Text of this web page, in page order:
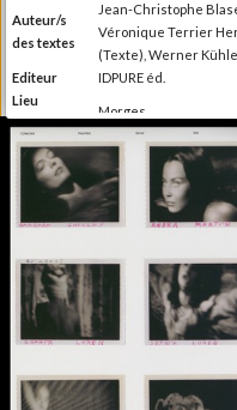
Auteur/s
des textes
Jean-Christophe
Véronique Terrier
(Texte), Werner
Editeur
IDPURE éd.
Lieu
d'édition
Morges
Date
d'édition
2013
Information
édition
Production du Musée
l'Elysée Else se
étant un magazine
photographie, la
qui ne s'appréhende
seulement pour elle-
mais se manisfeste en
en collections,
le regard du
l'artiste, du critique, du